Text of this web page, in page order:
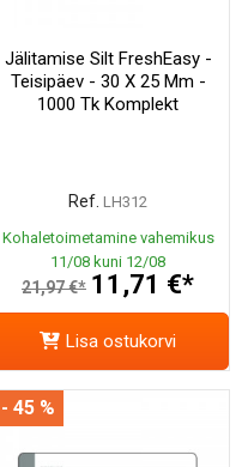
Jälitamise Silt FreshEasy -
Teisipäev - 30 X 25 Mm -
1000 Tk Komplekt
Ref. LH312
Kohaletoimetamine vahemikus
11/08 kuni 12/08
21,97 €* 11,71 €*
Lisa ostukorvi
- 45 %